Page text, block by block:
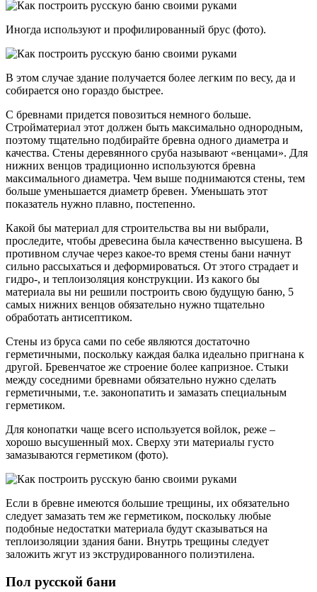
Иногда используют и профилированный брус (фото).
В этом случае здание получается более легким по весу, да и
собирается оно гораздо быстрее.
С бревнами придется повозиться немного больше.
Стройматериал этот должен быть максимально однородным,
поэтому тщательно подбирайте бревна одного диаметра и
качества. Стены деревянного сруба называют «венцами». Для
нижних венцов традиционно используются бревна
максимального диаметра. Чем выше поднимаются стены, тем
больше уменьшается диаметр бревен. Уменьшать этот
показатель нужно плавно, постепенно.
Какой бы материал для строительства вы ни выбрали,
проследите, чтобы древесина была качественно высушена. В
противном случае через какое-то время стены бани начнут
сильно рассыхаться и деформироваться. От этого страдает и
гидро-, и теплоизоляция конструкции. Из какого бы
материала вы ни решили построить свою будущую баню, 5
самых нижних венцов обязательно нужно тщательно
обработать антисептиком.
Стены из бруса сами по себе являются достаточно
герметичными, поскольку каждая балка идеально пригнана к
другой. Бревенчатое же строение более капризное. Стыки
между соседними бревнами обязательно нужно сделать
герметичными, т.е. законопатить и замазать специальным
герметиком.
Для конопатки чаще всего используется войлок, реже –
хорошо высушенный мох. Сверху эти материалы густо
замазываются герметиком (фото).
Если в бревне имеются большие трещины, их обязательно
следует замазать тем же герметиком, поскольку любые
подобные недостатки материала будут сказываться на
теплоизоляции здания бани. Внутрь трещины следует
заложить жгут из экструдированного полиэтилена.
Пол русской бани